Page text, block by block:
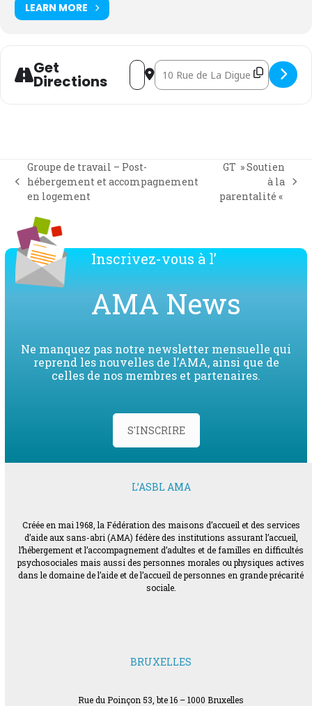
LEARN MORE
Get
Directions
Address - Assemblée générale des
Destination Address - Assemblée
previous
post:
Groupe de travail – Post-
hébergement et accompagnement
en logement
post:
GT » Soutien
à la
parentalité «
Inscrivez-vous à l’
AMA News
Ne manquez pas notre newsletter mensuelle qui
reprend les nouvelles de l’AMA, ainsi que de
celles de nos membres et partenaires.
S'INSCRIRE
L’ASBL AMA
Créée en mai 1968, la Fédération des maisons d’accueil et des services
d’aide aux sans-abri (AMA) fédère des institutions assurant l’accueil,
l’hébergement et l’accompagnement d’adultes et de familles en difficultés
psychosociales mais aussi des personnes morales ou physiques actives
dans le domaine de l’aide et de l’accueil de personnes en grande précarité
sociale.
BRUXELLES
Rue du Poinçon 53, bte 16 – 1000 Bruxelles